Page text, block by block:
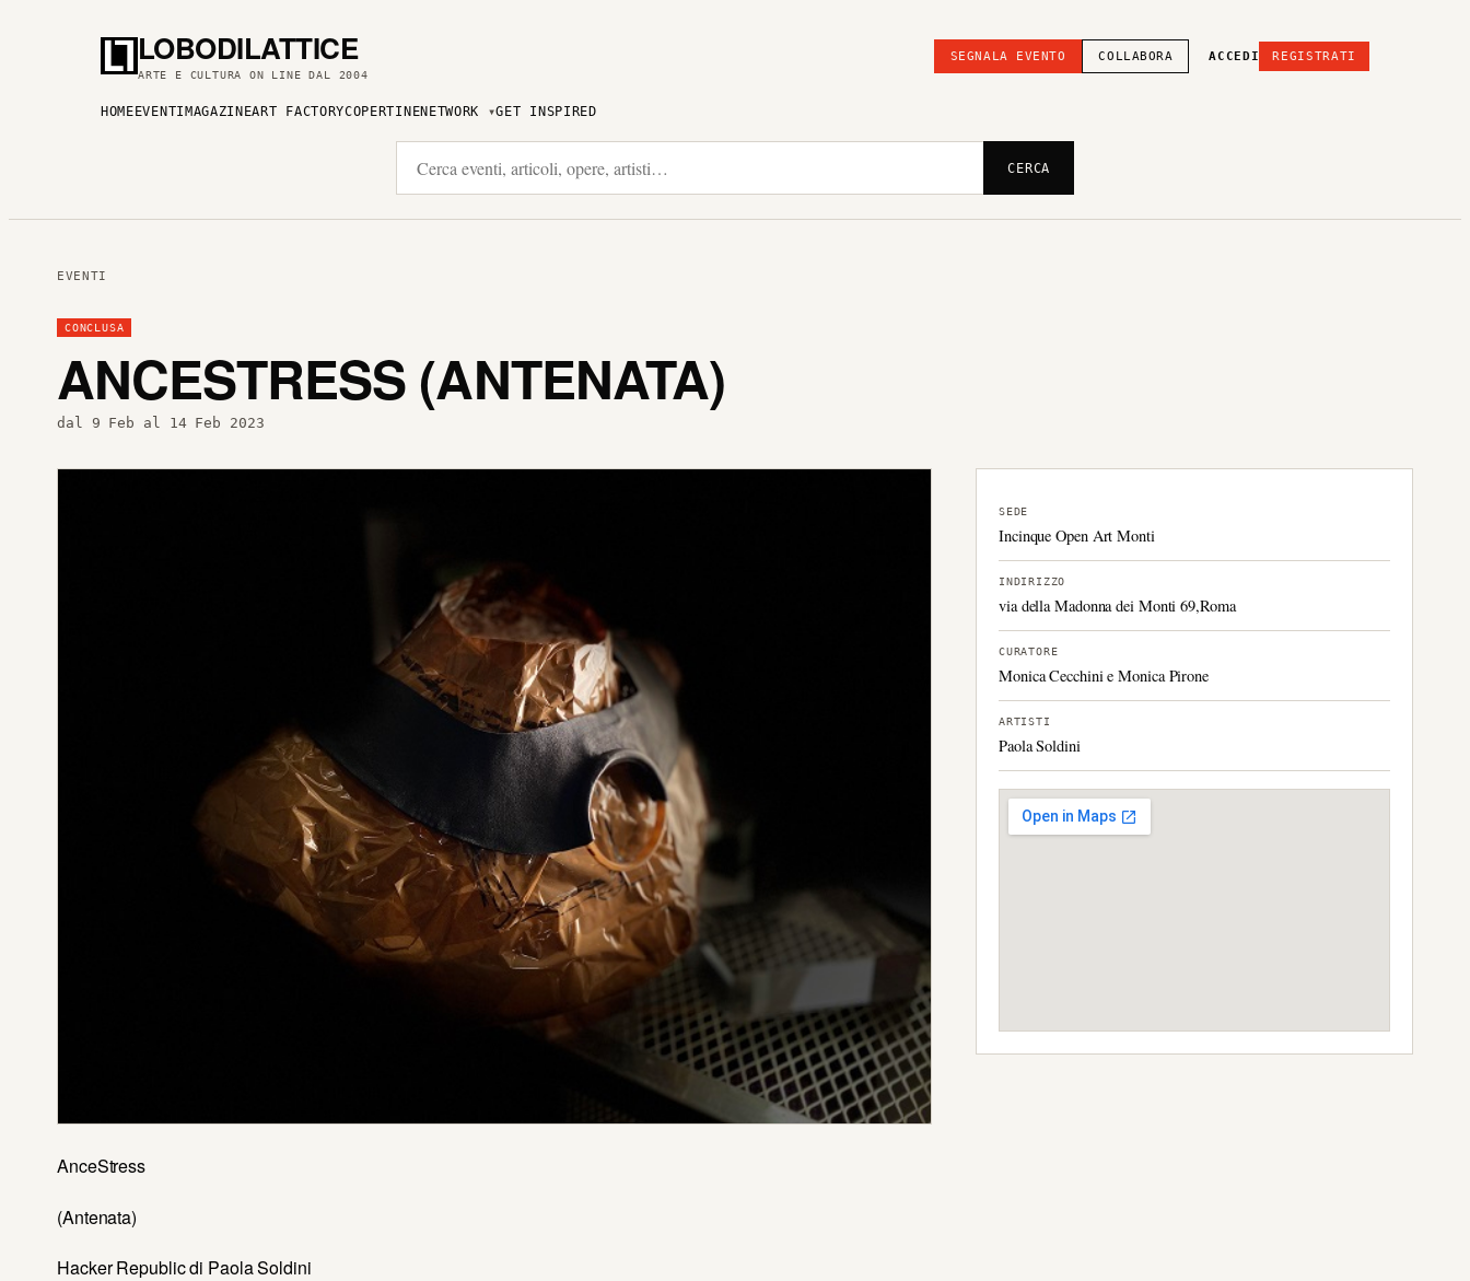
LOBODILATTICE
ARTE E CULTURA ON LINE DAL 2004
SEGNALA EVENTO COLLABORA ACCEDI REGISTRATI
HOME EVENTI MAGAZINEART FACTORYCOPERTINENETWORK GET INSPIRED
CERCA
EVENTI
CONCLUSA
ANCESTRESS (ANTENATA)
dal 9 Feb al 14 Feb 2023
AnceStress
(Antenata)
Hacker Republic di Paola Soldini
SEDE
Incinque Open Art Monti
INDIRIZZO
via della Madonna dei Monti 69,Roma
CURATORE
Monica Cecchini e Monica Pirone
ARTISTI
Paola Soldini